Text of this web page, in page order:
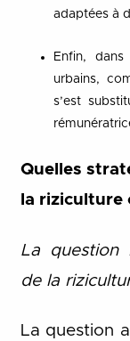
adaptées à
Enfin,
urbains,
s’est
Quelles
la riziculture
La question
de la
La question